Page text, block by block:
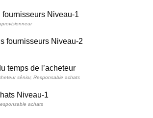
fournisseurs Niveau-1
fournisseurs Niveau-2
temps de l’acheteur
sénior, Responsable achats
Niveau-1
achats